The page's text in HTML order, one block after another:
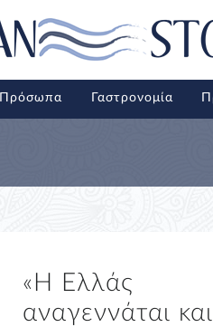
Πρόσωπα Γαστρονομία
«Η Ελλάς
αναγεννάται